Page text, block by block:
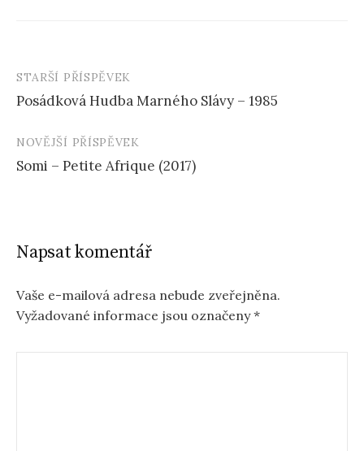
Navigace
příspěvku
STARŠÍ PŘÍSPĚVEK
Posádková Hudba Marného Slávy – 1985
NOVĚJŠÍ PŘÍSPĚVEK
Somi – Petite Afrique (2017)
Napsat komentář
Vaše e-mailová adresa nebude zveřejněna.
Vyžadované informace jsou označeny*